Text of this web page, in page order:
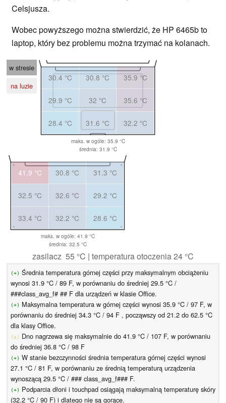
Celsjusza.
Wobec powyższego można stwierdzić, że HP 6465b to
laptop, który bez problemu można trzymać na kolanach.
w stresie
na luzie
30.4 °C 30.8 °C 35.9 °C
29.9 °C 32 °C 35.6 °C
28.4 °C 31.6 °C 32.2 °C
maks. w ogóle: 35.9 °C
średnia: 31.9 °C
41.9 °C 30.8 °C 31.3 °C
32.5 °C 32.6 °C 29.2 °C
33.4 °C 32.2 °C 28.6 °C
maks. w ogóle: 41.9 °C
średnia: 32.5 °C
zasilacz 55 °C | temperatura otoczenia 24 °C
(+) Średnia temperatura górnej części przy maksymalnym obciążeniu
wynosi 31.9 °C / 89 F, w porównaniu do średniej 29.5 °C /
###class_avg_f# ## F dla urządzeń w klasie Office.
(+) Maksymalna temperatura w górnej części wynosi 35.9 °C / 97 F, w
porównaniu do średniej 34.3 °C / 94 F , począwszy od 21.2 do 62.5 °C
dla klasy Office.
(±) Dno nagrzewa się maksymalnie do 41.9 °C / 107 F, w porównaniu
do średniej 36.8 °C / 98 F
(+) W stanie bezczynności średnia temperatura górnej części wynosi
27.1 °C / 81 F, w porównaniu ze średnią temperaturą urządzenia
wynoszącą 29.5 °C / ### class_avg_f### F.
(+) Podparcia dłoni i touchpad osiągają maksymalną temperaturę skóry
(32.2 °C / 90 F) i dlatego nie są gorące.